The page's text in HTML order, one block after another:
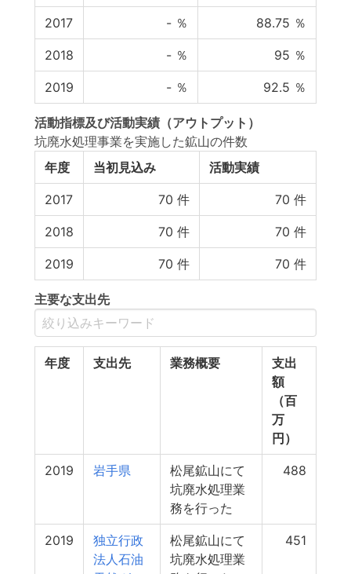
2017 - ％ 88.75 ％
2018 - ％ 95 ％
2019 - ％ 92.5 ％
活動指標及び活動実績 （アウトプット）
坑廃水処理事業を実施した鉱山の件数
年度
当初見込み 活動実績
2017 70 件 70 件
2018 70 件 70 件
2019 70 件 70 件
主要な支出先
年度 支出先 業務概要
支出
額
（百
万
円）
2019 岩手県
松尾鉱山にて
坑廃水処理業
務を行った
488
2019
独立行政
法人石油
松尾鉱山にて
坑廃水処理業
451